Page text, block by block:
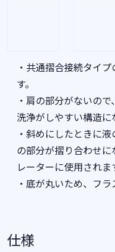
・共通摺合接続タイ
す。
・肩の部分がないの
洗浄がしやすい構造に
・斜めにしたときに
の部分が摺り合わせ
レーターに使用されま
・底が丸いため、フラ
仕様